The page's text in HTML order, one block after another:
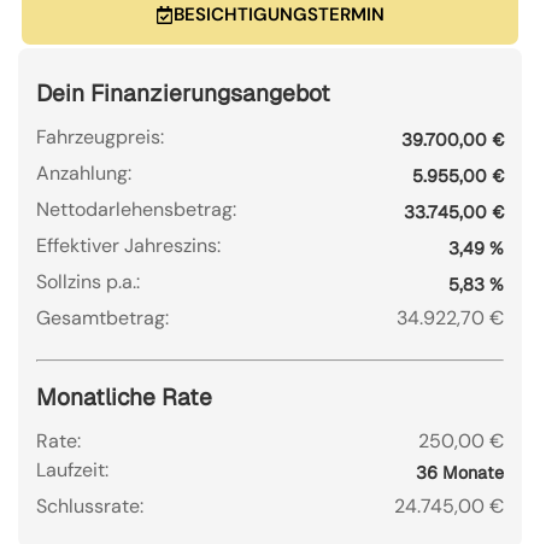
BESICHTIGUNGSTERMIN
Dein Finanzierungsangebot
Fahrzeugpreis: 39.700,00 €
Anzahlung: 5.955,00 €
Nettodarlehensbetrag: 33.745,00 €
Effektiver Jahreszins: 3,49 %
Sollzins p.a.: 5,83 %
Gesamtbetrag: 34.922,70 €
Monatliche Rate
Rate:
250,00 €
Laufzeit:
36 Monate
Schlussrate: 24.745,00 €